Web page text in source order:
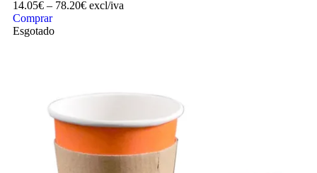
14.05€ – 78.20€ excl/iva
Comprar
Esgotado